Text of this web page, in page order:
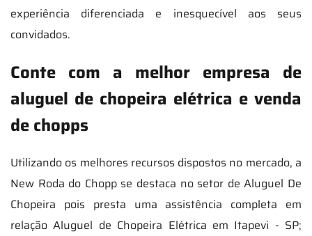
experiência diferenciada e inesquecível aos seus
convidados.
Conte com a melhor empresa de
aluguel de chopeira elétrica e venda
de chopps
Utilizando os melhores recursos dispostos no mercado, a
New Roda do Chopp se destaca no setor de Aluguel De
Chopeira pois presta uma assistência completa em
relação Aluguel de Chopeira Elétrica em Itapevi - SP;